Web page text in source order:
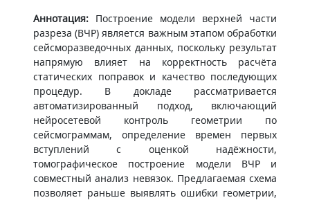
Аннотация: Построение модели верхней части
разреза (ВЧР) является важным этапом обработки
сейсморазведочных данных, поскольку результат
напрямую влияет на корректность расчёта
статических поправок и качество последующих
процедур. В докладе рассматривается
автоматизированный подход, включающий
нейросетевой контроль геометрии по
сейсмограммам, определение времен первых
вступлений с оценкой надёжности,
томографическое построение модели ВЧР и
совместный анализ невязок. Предлагаемая схема
позволяет раньше выявлять ошибки геометрии,